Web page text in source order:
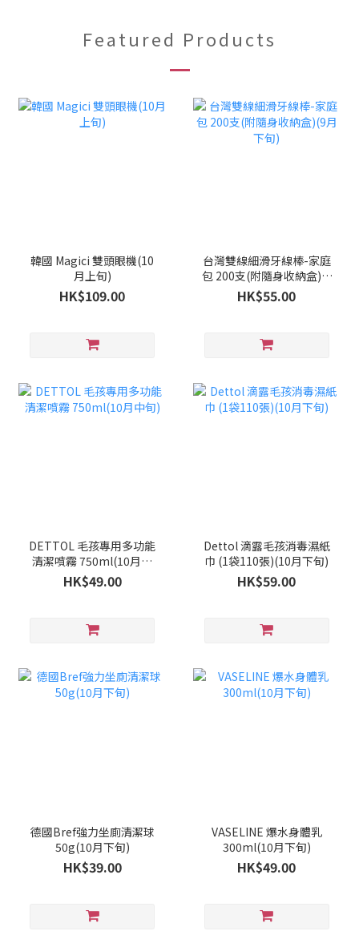
Featured Products
韓國 Magici 雙頭眼機(10
月上旬)
HK$109.00
台灣雙線細滑牙線棒-家庭
包 200支(附隨身收納盒)(9
月下旬)
HK$55.00
DETTOL 毛孩專用多功能
清潔噴霧 750ml(10月中
旬)
HK$49.00
Dettol 滴露毛孩消毒濕紙
巾 (1袋110張)(10月下旬)
HK$59.00
德國Bref強力坐廁清潔球
50g(10月下旬)
HK$39.00
VASELINE 爆水身體乳
300ml(10月下旬)
HK$49.00